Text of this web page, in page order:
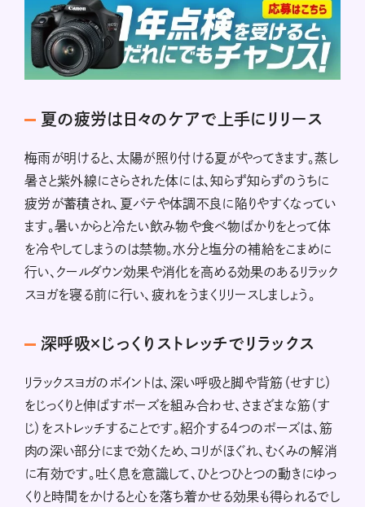
夏の疲労は日々のケアで上手にリリース
梅雨が明けると、太陽が照り付ける夏がやってきます。蒸し
暑さと紫外線にさらされた体には、知らず知らずのうちに
疲労が蓄積され、夏バテや体調不良に陥りやすくなってい
ます。暑いからと冷たい飲み物や食べ物ばかりをとって体
を冷やしてしまうのは禁物。水分と塩分の補給をこまめに
行い、クールダウン効果や消化を高める効果のあるリラック
スヨガを寝る前に行い、疲れをうまくリリースしましょう。
深呼吸×じっくりストレッチでリラックス
リラックスヨガのポイントは、深い呼吸と脚や背筋（せすじ）
をじっくりと伸ばすポーズを組み合わせ、さまざまな筋（す
じ）をストレッチすることです。紹介する4つのポーズは、筋
肉の深い部分にまで効くため、コリがほぐれ、むくみの解消
に有効です。吐く息を意識して、ひとつひとつの動きにゆっ
くりと時間をかけると心を落ち着かせる効果も得られるでし